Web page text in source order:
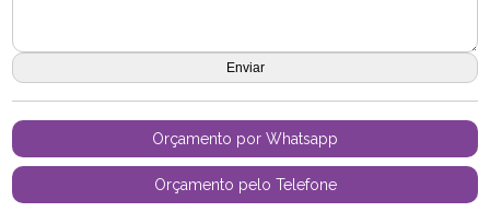
Orçamento por Whatsapp
Orçamento pelo Telefone